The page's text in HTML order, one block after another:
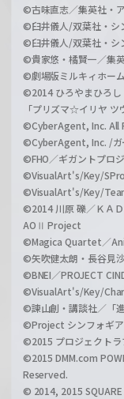
©古味直志／集英社・
©臼井儀人/双葉社・シ
©臼井儀人/双葉社・シ
©貴家悠・橘賢一／集
©劇場版ミルキィホー
©2014 ひろやまひろし
「プリズマ☆イリヤ
©CyberAgent, Inc. All
©CyberAgent, Inc. /ガ
©FHO／ギガントプロ
©VisualArt's/Key/
©VisualArt's/Key/
©2014 川原 礫／ＫＡ
AOⅡ Project
©Magica Quartet／
©矢吹健太朗・長谷見
©BNEI／PROJECT
©VisualArt's/Key/
©諫山創・講談社／「
©Project シンフォギア
©2015 プロジェクトラ
©2015 DMM.com
Reserved.
© 2014, 2015